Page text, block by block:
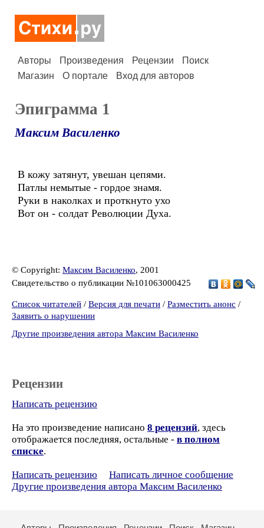
Авторы Произведения Рецензии
Поиск
Магазин
О портале Вход для авторов
Эпиграмма 1
Максим Василенко
В кожу затянут, увешан цепями.
Патлы немытые - гордое знамя.
Руки в наколках и проткнуто ухо
Вот он - солдат Революции Духа.
© Copyright: Максим Василенко, 2001
Свидетельство о публикации №101063000425
Список читателей / Версия для печати / Разместить анонс /
Заявить о нарушении
Другие произведения автора Максим Василенко
Рецензии
Написать рецензию
На это произведение написано 8 рецензий, здесь
отображается последняя, остальные - в полном
списке.
Написать рецензию
Написать личное сообщение
Другие произведения автора Максим Василенко